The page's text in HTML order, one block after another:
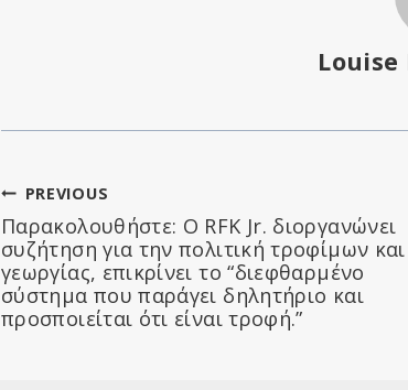
Louise
Πλοήγηση
άρθρων
PREVIOUS
Παρακολουθήστε: Ο RFK Jr. διοργανώνει
συζήτηση για την πολιτική τροφίμων και
γεωργίας, επικρίνει το “διεφθαρμένο
σύστημα που παράγει δηλητήριο και
προσποιείται ότι είναι τροφή.”